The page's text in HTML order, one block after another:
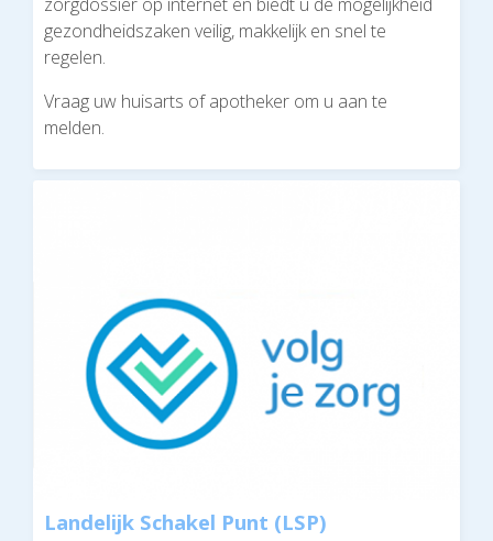
gezondheidszaken veilig, makkelijk en snel te
regelen.
Vraag uw huisarts of apotheker om u aan te
melden.
Landelijk Schakel Punt (LSP)